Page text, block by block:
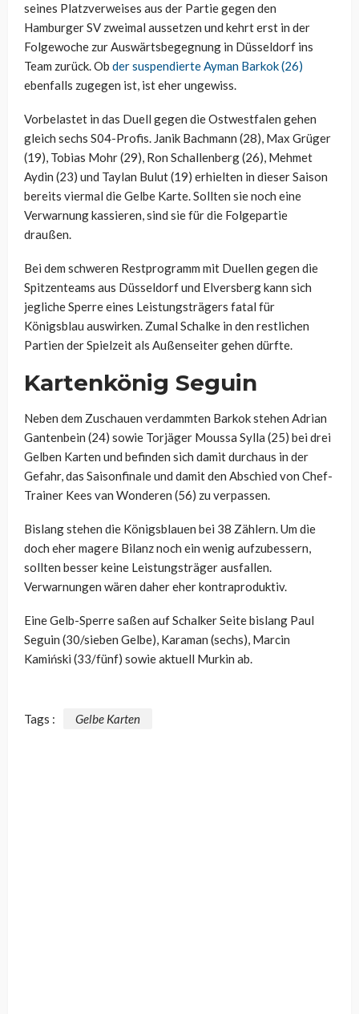
seines Platzverweises aus der Partie gegen den
Hamburger SV zweimal aussetzen und kehrt erst in der
Folgewoche zur Auswärtsbegegnung in Düsseldorf ins
Team zurück. Ob der suspendierte Ayman Barkok (26)
ebenfalls zugegen ist, ist eher ungewiss.
Vorbelastet in das Duell gegen die Ostwestfalen gehen
gleich sechs S04-Profis. Janik Bachmann (28), Max Grüger
(19), Tobias Mohr (29), Ron Schallenberg (26), Mehmet
Aydin (23) und Taylan Bulut (19) erhielten in dieser Saison
bereits viermal die Gelbe Karte. Sollten sie noch eine
Verwarnung kassieren, sind sie für die Folgepartie
draußen.
Bei dem schweren Restprogramm mit Duellen gegen die
Spitzenteams aus Düsseldorf und Elversberg kann sich
jegliche Sperre eines Leistungsträgers fatal für
Königsblau auswirken. Zumal Schalke in den restlichen
Partien der Spielzeit als Außenseiter gehen dürfte.
Kartenkönig Seguin
Neben dem Zuschauen verdammten Barkok stehen Adrian
Gantenbein (24) sowie Torjäger Moussa Sylla (25) bei drei
Gelben Karten und befinden sich damit durchaus in der
Gefahr, das Saisonfinale und damit den Abschied von Chef-
Trainer Kees van Wonderen (56) zu verpassen.
Bislang stehen die Königsblauen bei 38 Zählern. Um die
doch eher magere Bilanz noch ein wenig aufzubessern,
sollten besser keine Leistungsträger ausfallen.
Verwarnungen wären daher eher kontraproduktiv.
Eine Gelb-Sperre saßen auf Schalker Seite bislang Paul
Seguin (30/sieben Gelbe), Karaman (sechs), Marcin
Kamiński (33/fünf) sowie aktuell Murkin ab.
Tags : Gelbe Karten